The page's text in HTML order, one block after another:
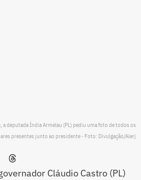
a deputada Índia Armelau (PL) pediu uma foto de todos os
presentes junto ao presidente - Foto: Divulgação/Alerj
Cláudio Castro (PL)